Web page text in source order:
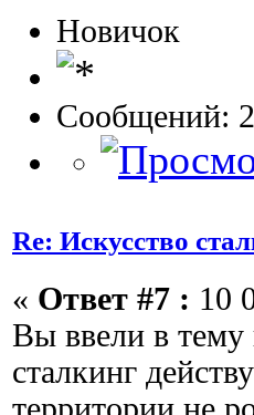
Новичок
Сообщений:
Re: Искусство
« Ответ #7 : 10
Вы ввели в тему
сталкинг